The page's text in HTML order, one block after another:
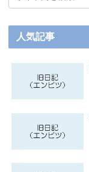
人気記事